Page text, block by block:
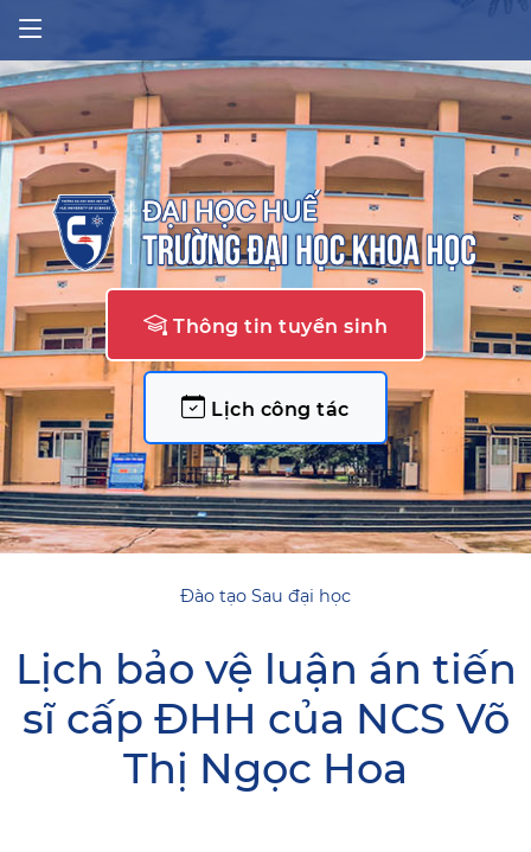
Thông tin tuyển sinh
Lịch công tác
Đào tạo Sau đại học
Lịch bảo vệ luận án tiến
sĩ cấp ĐHH của NCS Võ
Thị Ngọc Hoa